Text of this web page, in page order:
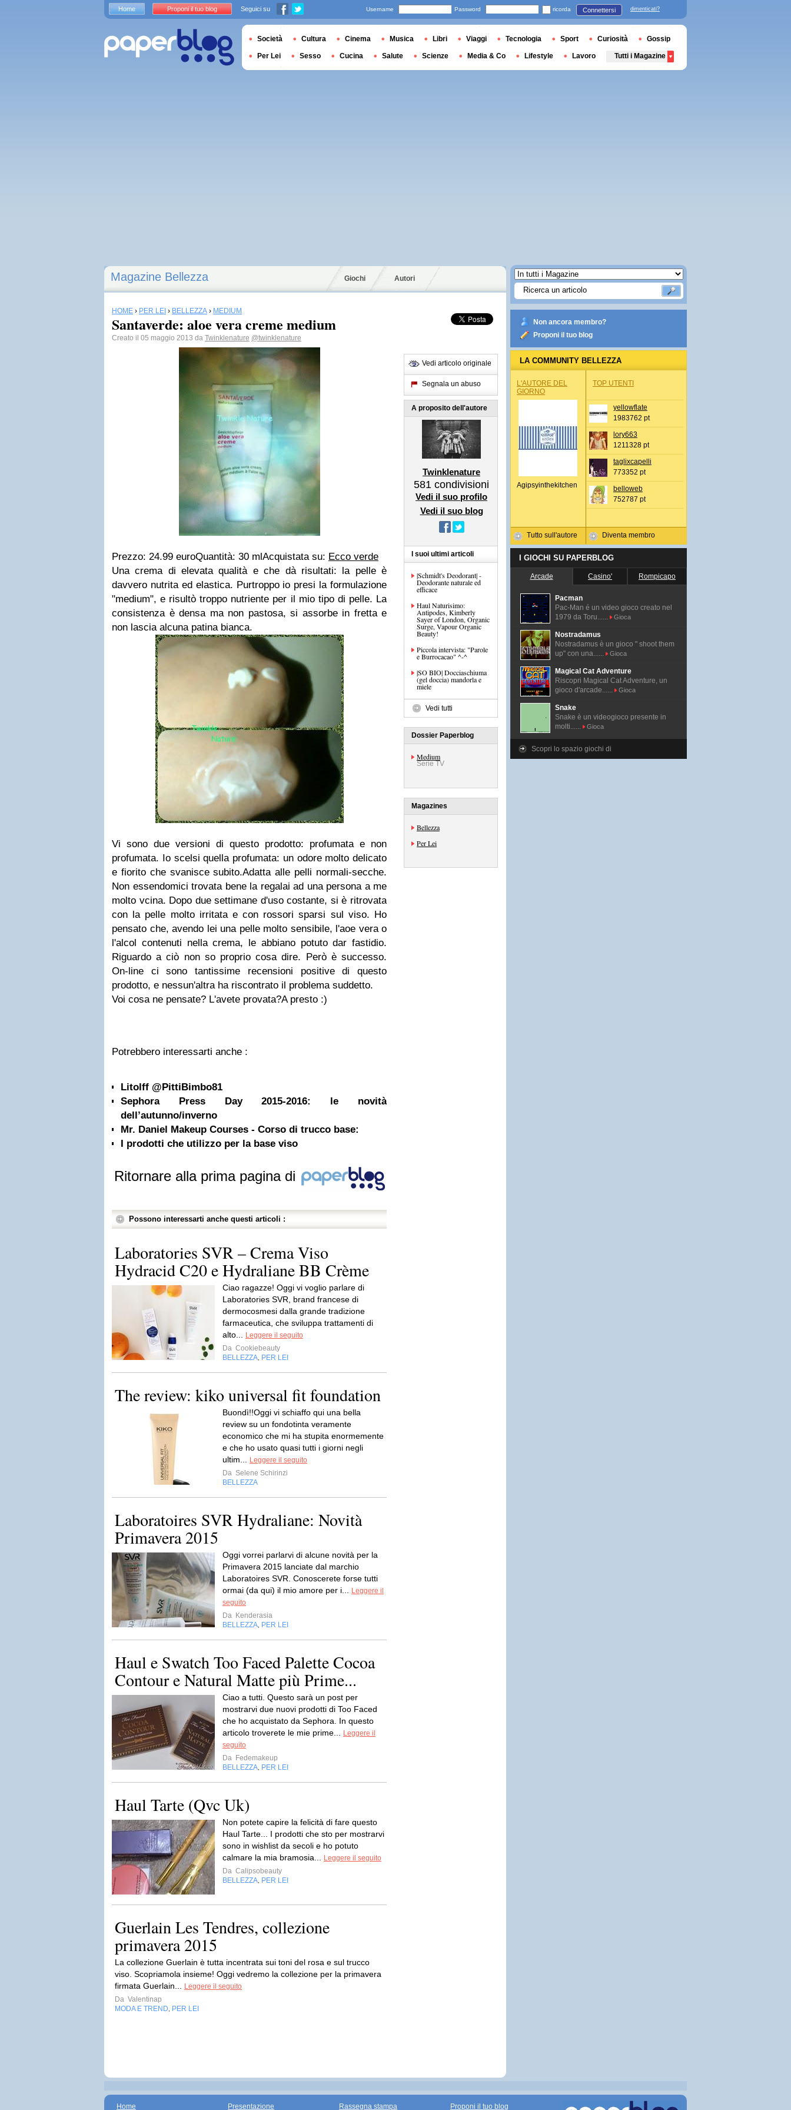
Magazine Bellezza Giochi Autori
HOME › PER LEI › BELLEZZA › MEDIUM
Santaverde: aloe vera creme medium
Creato il 05 maggio 2013 da Twinklenature @twinklenature
Prezzo: 24.99 euroQuantità: 30 mlAcquistata su: Ecco verde
Una crema di elevata qualità e che dà risultati: la pelle è
davvero nutrita ed elastica. Purtroppo io presi la formulazione
"medium", e risultò troppo nutriente per il mio tipo di pelle. La
consistenza è densa ma non pastosa, si assorbe in fretta e
non lascia alcuna patina bianca.
Vi sono due versioni di questo prodotto: profumata e non
profumata. Io scelsi quella profumata: un odore molto delicato
e fiorito che svanisce subito.Adatta alle pelli normali-secche.
Non essendomici trovata bene la regalai ad una persona a me
molto vcina. Dopo due settimane d'uso costante, si è ritrovata
con la pelle molto irritata e con rossori sparsi sul viso. Ho
pensato che, avendo lei una pelle molto sensibile, l'aoe vera o
l'alcol contenuti nella crema, le abbiano potuto dar fastidio.
Riguardo a ciò non so proprio cosa dire. Però è successo.
On-line ci sono tantissime recensioni positive di questo
prodotto, e nessun'altra ha riscontrato il problema suddetto.
Voi cosa ne pensate? L'avete provata?A presto :)
Potrebbero interessarti anche :
Litolff @PittiBimbo81
Sephora Press Day 2015-2016: le novità
dell’autunno/inverno
Mr. Daniel Makeup Courses - Corso di trucco base:
I prodotti che utilizzo per la base viso
Ritornare alla prima pagina di
Possono interessarti anche questi articoli :
Laboratories SVR – Crema Viso
Hydracid C20 e Hydraliane BB Crème
Ciao ragazze! Oggi vi voglio parlare di
Laboratories SVR, brand francese di
dermocosmesi dalla grande tradizione
farmaceutica, che sviluppa trattamenti di
alto...
Leggere il seguito
Da Cookiebeauty
BELLEZZA PER LEI
The review: kiko universal fit foundation
Buondì!!Oggi vi schiaffo qui una bella
review su un fondotinta veramente
economico che mi ha stupita enormemente
e che ho usato quasi tutti i giorni negli
ultim...
Leggere il seguito
Da Selene Schirinzi
BELLEZZA
Laboratoires SVR Hydraliane: Novità
Primavera 2015
Oggi vorrei parlarvi di alcune novità per la
Primavera 2015 lanciate dal marchio
Laboratoires SVR. Conoscerete forse tutti
ormai (da qui) il mio amore per i...
Leggere il
seguito
Da Kenderasia
BELLEZZA PER LEI
Haul e Swatch Too Faced Palette Cocoa
Contour e Natural Matte più Prime...
Ciao a tutti. Questo sarà un post per
mostrarvi due nuovi prodotti di Too Faced
che ho acquistato da Sephora. In questo
articolo troverete le mie prime...
Leggere il
seguito
Da Fedemakeup
BELLEZZA PER LEI
Haul Tarte (Qvc Uk)
Non potete capire la felicità di fare questo
Haul Tarte... I prodotti che sto per mostrarvi
sono in wishlist da secoli e ho potuto
calmare la mia bramosia...
Leggere il seguito
Da Calipsobeauty
BELLEZZA PER LEI
Guerlain Les Tendres, collezione
primavera 2015
La collezione Guerlain è tutta incentrata sui toni del rosa e sul trucco
viso. Scopriamola insieme! Oggi vedremo la collezione per la primavera
firmata Guerlain...
Leggere il seguito
Da Valentinap
MODA E TREND
PER LEI
Vedi articolo originale
Segnala un abuso
A proposito dell'autore
Twinklenature
581 condivisioni
Vedi il suo profilo
Vedi il suo blog
I suoi ultimi articoli
|Schmidt's Deodorant| -
Deodorante naturale ed
efficace
Haul Naturisimo:
Antipodes, Kimberly
Sayer of London, Organic
Surge, Vapour Organic
Beauty!
Piccola intervista: "Parole
e Burrocacao" ^-^
|SO BIO| Docciaschiuma
(gel doccia) mandorla e
miele
Vedi tutti
Dossier Paperblog
Medium
Serie TV
Magazines
Bellezza
Per Lei
Non ancora membro?
Proponi il tuo blog
LA COMMUNITY BELLEZZA
L'AUTORE DEL
GIORNO
Agipsyinthekitchen
Tutto sull'autore
TOP UTENTI
yellowflate
1983762 pt
lory663
1211328 pt
taglixcapelli
773352 pt
belloweb
752787 pt
Diventa membro
I GIOCHI SU PAPERBLOG
Arcade Casino' Rompicapo
Pacman
Pac-Man é un video gioco creato nel
1979 da Toru......
Gioca
Nostradamus
Nostradamus è un gioco " shoot them
up" con una......
Gioca
Magical Cat Adventure
Riscopri Magical Cat Adventure, un
gioco d'arcade......
Gioca
Snake
Snake è un videogioco presente in
molti......
Gioca
Scopri lo spazio giochi di
Home Proponi il tuo blog Seguici su Username Password ricorda Connettersi dimenticati?
Società Cultura Cinema Musica Libri Viaggi Tecnologia Sport Curiosità Gossip
Per Lei Sesso Cucina Salute Scienze Media & Co Lifestyle Lavoro Tutti i Magazine
Home Presentazione Rassegna stampa Proponi il tuo blog